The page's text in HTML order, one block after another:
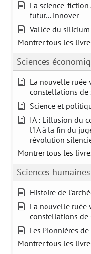
La science-
futur… innover
Vallée du silicium
Montrer tous les
Sciences
La nouvelle ruée
constellations de
Science et
IA : L'illusion du
l'IA à la fin du
révolution
Montrer tous les
Sciences
Histoire de
La nouvelle ruée
constellations de
Les Pionnières
Montrer tous les